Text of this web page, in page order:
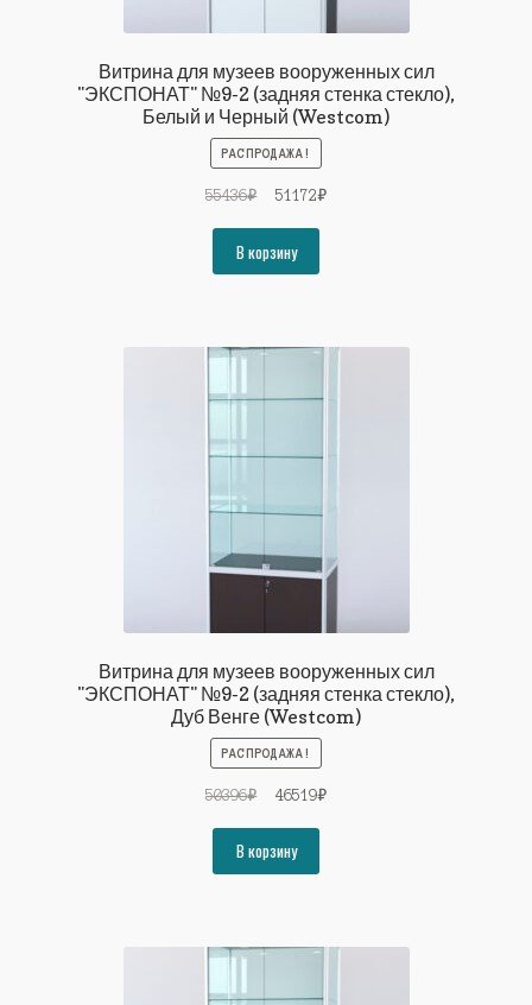
Витрина для музеев вооруженных сил
"ЭКСПОНАТ" №9-2 (задняя стенка стекло),
Белый и Черный (Westcom)
РАСПРОДАЖА!
55436₽
Первоначальная
составляла
55436₽.
51172₽Текущая
В корзину
Витрина для музеев вооруженных сил
"ЭКСПОНАТ" №9-2 (задняя стенка стекло),
Дуб Венге (Westcom)
РАСПРОДАЖА!
50396₽
Первоначальная
составляла
50396₽.
46519₽Текущая
В корзину